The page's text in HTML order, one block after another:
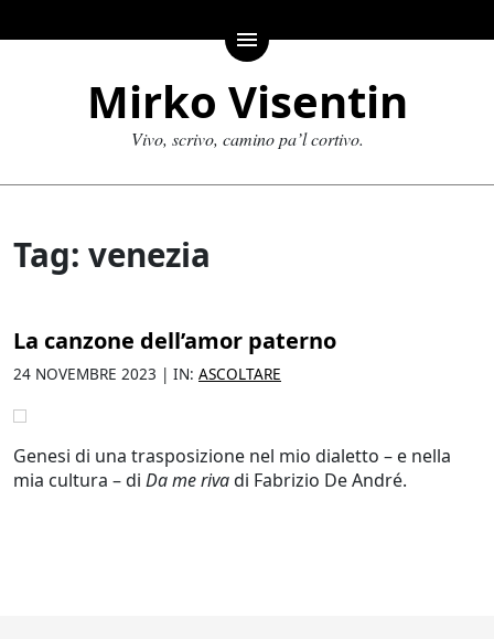
Mirko Visentin
Vivo, scrivo, camino pa’l cortivo.
menu
Tag: venezia
La canzone dell’amor paterno
24 NOVEMBRE 2023 | IN: ASCOLTARE
Genesi di una trasposizione nel mio dialetto – e nella
mia cultura – di Da me rivadi Fabrizio De André.